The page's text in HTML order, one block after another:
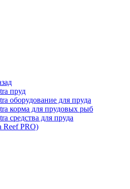
пруд
оборудование для пруда
корма для прудовых рыб
средства для пруда
Reef PRO)